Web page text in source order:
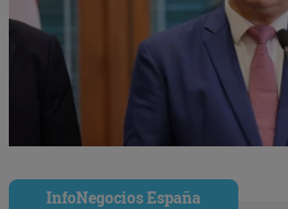
InfoNegocios España